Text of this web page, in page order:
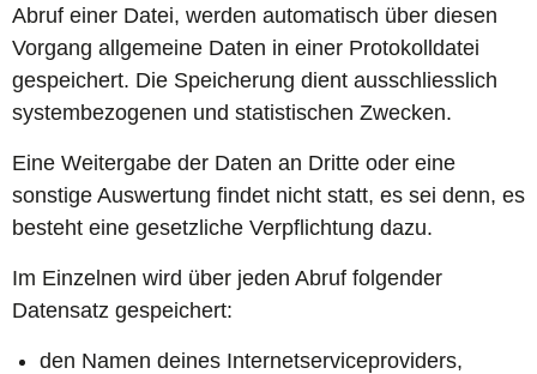
Abruf einer Datei, werden automatisch über diesen
Vorgang allgemeine Daten in einer Protokolldatei
gespeichert. Die Speicherung dient ausschliesslich
systembezogenen und statistischen Zwecken.
Eine Weitergabe der Daten an Dritte oder eine
sonstige Auswertung findet nicht statt, es sei denn, es
besteht eine gesetzliche Verpflichtung dazu.
Im Einzelnen wird über jeden Abruf folgender
Datensatz gespeichert:
den Namen deines Internetserviceproviders,